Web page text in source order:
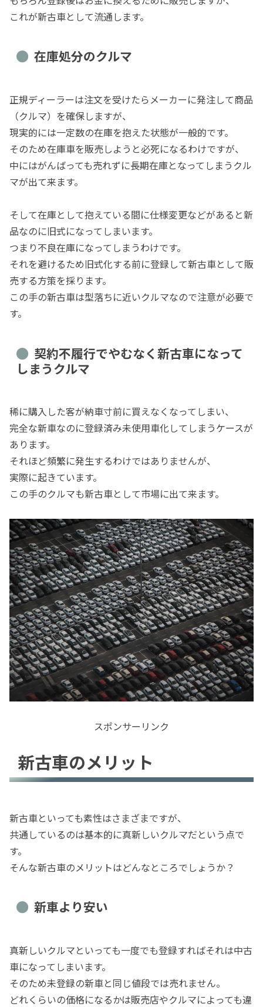
これが新古車として流通します。
在庫処分のクルマ
正規ディーラーは注文を受けたらメーカーに発注して商品
（クルマ）を確保しますが、
現実的には一定数の在庫を抱えた状態が一般的です。
そのため在庫車を販売しようと必死になるわけですが、
中にはがんばっても売れずに長期在庫となってしまうクル
マが出て来ます。
そして在庫として抱えている間に仕様変更などがあると新
品なのに旧式になってしまいます。
つまり不良在庫になってしまうわけです。
それを避けるため旧式化する前に登録して新古車として販
売する方策を採ります。
この手の新古車は型落ちに近いクルマなので注意が必要で
す。
契約不履行でやむなく新古車になって
しまうクルマ
稀に購入した客が納車寸前に買えなくなってしまい、
完全な新車なのに登録済み未使用車化してしまうケースが
あります。
それほど頻繁に発生するわけではありませんが、
実際に起きています。
この手のクルマも新古車として市場に出て来ます。
スポンサーリンク
新古車のメリット
新古車といっても素性はさまざまですが、
共通しているのは基本的に真新しいクルマだという点で
す。
そんな新古車のメリットはどんなところでしょうか？
新車より安い
真新しいクルマといっても一度でも登録すればそれは中古
車になってしまいます。
そのため未登録の新車と同じ値段では売れません。
どれくらいの価格になるかは販売店やクルマによっても違